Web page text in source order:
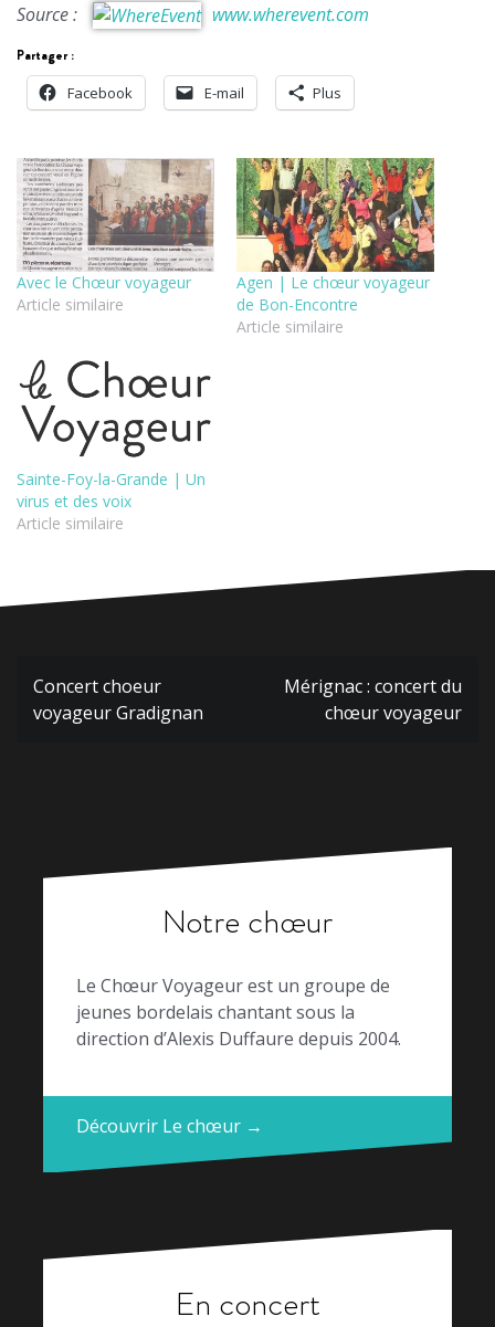
Source : www.wherevent.com
Partager :
Facebook
E-mail Plus
Avec le Chœur voyageur
Article similaire
Agen | Le chœur voyageur
de Bon-Encontre
Article similaire
Sainte-Foy-la-Grande | Un
virus et des voix
Article similaire
Navigation
de
Concert choeur
voyageur Gradignan
Mérignac : concert du
chœur voyageur
Notre chœur
Le Chœur Voyageur est un groupe de
jeunes bordelais chantant sous la
direction d’Alexis Duffaure depuis 2004.
Découvrir Le chœur →
En concert